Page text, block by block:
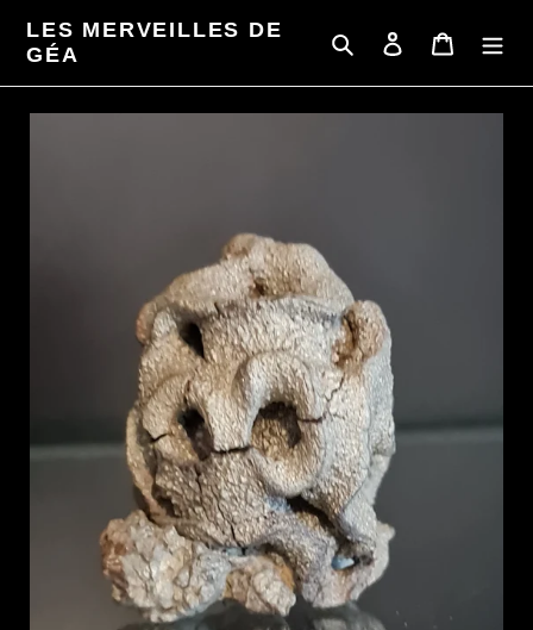
contenu
LES MERVEILLES DE
GÉA
RechercherSe connecter
Panier